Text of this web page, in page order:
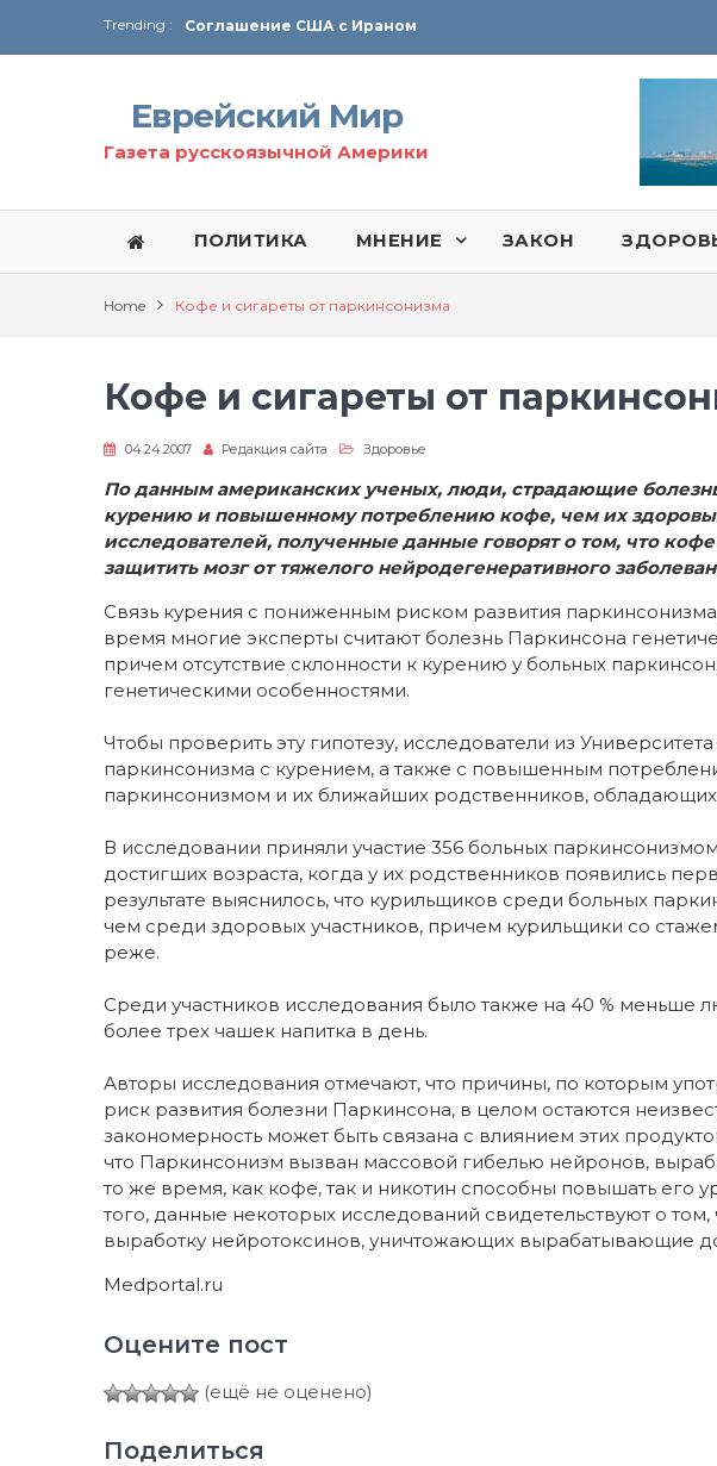
Trending :
Соглашение США с Ираном
Технология Революции в Иране
От Ирана до Ливана и Газы
Еврейский Мир
Газета русскоязычной Америки
ПОЛИТИКА МНЕНИЕ ЗАКОН
Home Кофе и сигареты от паркинсонизма
Кофе и сигареты от
04.24.2007 Редакция сайта Здоровье
По данным американских ученых, люди, страдающие
курению и повышенному потреблению кофе, чем их
исследователей, полученные данные говорят о том, что
защитить мозг от тяжелого нейродегенеративного
Связь курения с пониженным риском развития
время многие эксперты считают болезнь Паркинсона
причем отсутствие склонности к курению у больных
генетическими особенностями.
Чтобы проверить эту гипотезу, исследователи из
паркинсонизма с курением, а также с повышенным
паркинсонизмом и их ближайших родственников,
В исследовании приняли участие 356 больных
достигших возраста, когда у их родственников появились
результате выяснилось, что курильщиков среди больных
чем среди здоровых участников, причем курильщики со
реже.
Среди участников исследования было также на 40 % меньше
более трех чашек напитка в день.
Авторы исследования отмечают, что причины, по которым
риск развития болезни Паркинсона, в целом остаются
закономерность может быть связана с влиянием этих
что Паркинсонизм вызван массовой гибелью нейронов,
то же время, как кофе, так и никотин способны повышать его
того, данные некоторых исследований свидетельствуют о
выработку нейротоксинов, уничтожающих вырабатывающие
Medportal.ru
Оцените пост
(ещё не оценено)
Поделиться